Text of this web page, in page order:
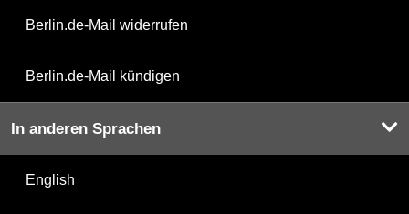
Berlin.de-Mail widerrufen
Berlin.de-Mail kündigen
In anderen Sprachen
English